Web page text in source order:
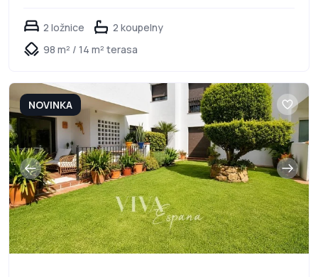
2 ložnice
2 koupelny
98 m² / 14 m² terasa
NOVINKA